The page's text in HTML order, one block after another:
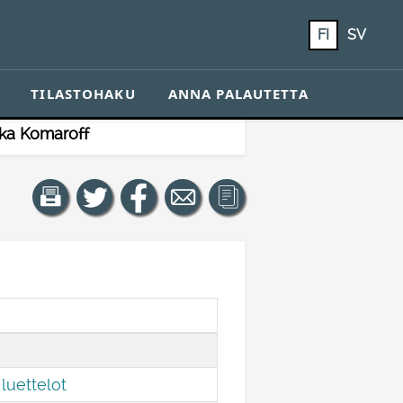
FI SV
TILASTOHAKU ANNA PALAUTETTA
Komaroff
luettelot